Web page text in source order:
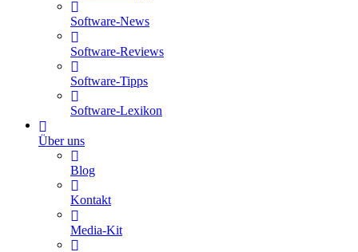
Software-News
Software-Reviews
Software-Tipps
Software-Lexikon
Über uns
Blog
Kontakt
Media-Kit